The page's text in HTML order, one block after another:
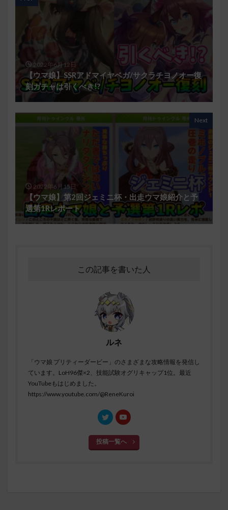
2022年6月12日
【ウマ娘】SSRアドマイヤベガ/サクラチヨノオー復
刻ガチャは引くべき!?
Next
2022年6月15日
【ウマ娘】第2回ジェミニ杯・出走ウマ娘紹介と予
選第1Rレポート
この記事を書いた人
ルネ
「ウマ娘 プリティーダービー」のさまざまな攻略情報を発信し
ています。LoH96傑×2、技能試験オグリキャップ1位。最近
YouTubeもはじめました。
https://www.youtube.com/@ReneKuroi
投稿一覧へ